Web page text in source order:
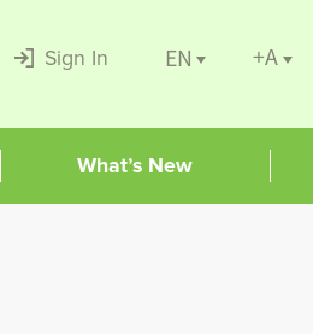
Sign In EN +A
What’s New